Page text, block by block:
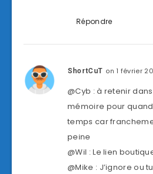
Répondre
ShortCuT on 1 février
@Cyb : à retenir
mémoire pour
temps car
peine
@Wil : Le lien
@Mike : J’ignore ou